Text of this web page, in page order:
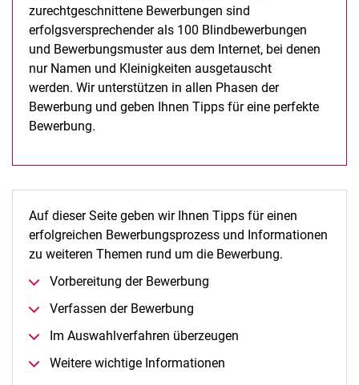
zurechtgeschnittene Bewerbungen sind
erfolgsversprechender als 100 Blindbewerbungen
und Bewerbungsmuster aus dem Internet, bei denen
nur Namen und Kleinigkeiten ausgetauscht
werden. Wir unterstützen in allen Phasen der
Bewerbung und geben Ihnen Tipps für eine perfekte
Bewerbung.
Auf dieser Seite geben wir Ihnen Tipps für einen
erfolgreichen Bewerbungsprozess und Informationen
zu weiteren Themen rund um die Bewerbung.
Vorbereitung der Bewerbung
Verfassen der Bewerbung
Im Auswahlverfahren überzeugen
Weitere wichtige Informationen